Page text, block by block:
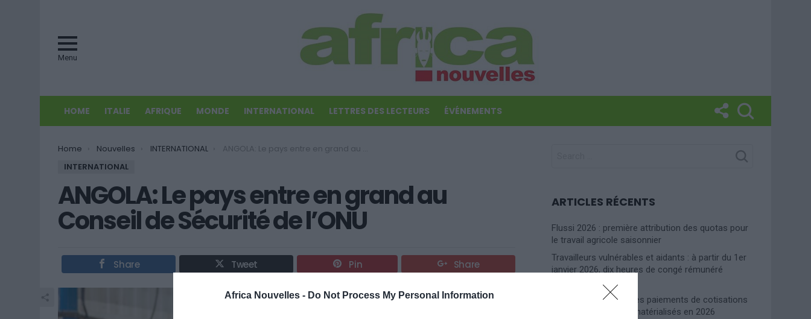
Africa Nouvelles - Do Not Process My Personal Information
Menu
HOME ITALIE AFRIQUE MONDE INTERNATIONAL LETTRES DES LECTEURS ÉVÉNEMENTS
You are here:
Home Nouvelles INTERNATIONAL
ANGOLA: Le pays entre en grand au Conseil de Sécurité de l’ONU
INTERNATIONAL
ANGOLA: Le pays entre en grand au
Conseil de Sécurité de l’ONU
Share Tweet Pin Share
ARTICLES RÉCENTS
Flussi 2026 : première attribution des quotas pour
le travail agricole saisonnier
Travailleurs vulnérables et aidants : à partir du 1er
janvier 2026, dix heures de congé rémunéré
Travail domestique : les paiements de cotisations
INPS entièrement dématérialisés en 2026